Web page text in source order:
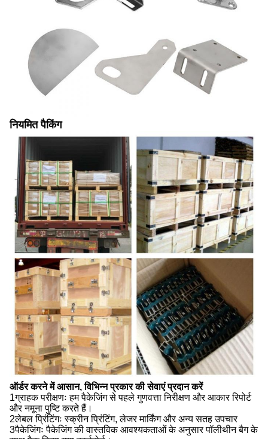
नियमित पैकिंग
ऑर्डर करने में आसान, विभिन्न प्रकार की सेवाएं प्रदान करें
1ग्राहक परीक्षणः हम पैकेजिंग से पहले गुणवत्ता निरीक्षण और आकार रिपोर्ट
और नमूना पुष्टि करते हैं।
2लेबल प्रिंटिंगः स्क्रीन प्रिंटिंग, लेजर मार्किंग और अन्य सतह उपचार
3पैकेजिंगः पैकेजिंग की वास्तविक आवश्यकताओं के अनुसार पॉलीथीन बैग के